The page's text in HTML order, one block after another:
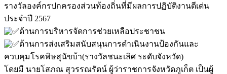
รางวัลองค์กรปกครองส่วนท้องถิ่นที่มีผลการปฏิบัติงานดีเด่น
ประจำปี 2567
ด้านการบริหารจัดการช่วยเหลือประชาชน
ด้านการส่งเสริมสนับสนุนการดำเนินงานป้องกันและ
ควบคุมโรคพิษสุนัขบ้า(รางวัลชนะเลิศ ระดับจังหวัด)
โดยมี นายโสภณ สุวรรณรัตน์ ผู้ว่าราชการจังหวัดภูเก็ต เป็นผู้